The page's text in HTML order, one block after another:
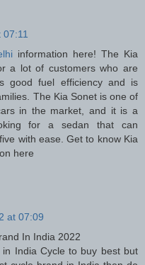
information here! The Kia
a lot of customers who are
good fuel efficiency and is
The Kia Sonet is one of
in the market, and it is a
for a sedan that can
with ease. Get to know Kia
here
at 07:09
In India 2022
India Cycle to buy best but